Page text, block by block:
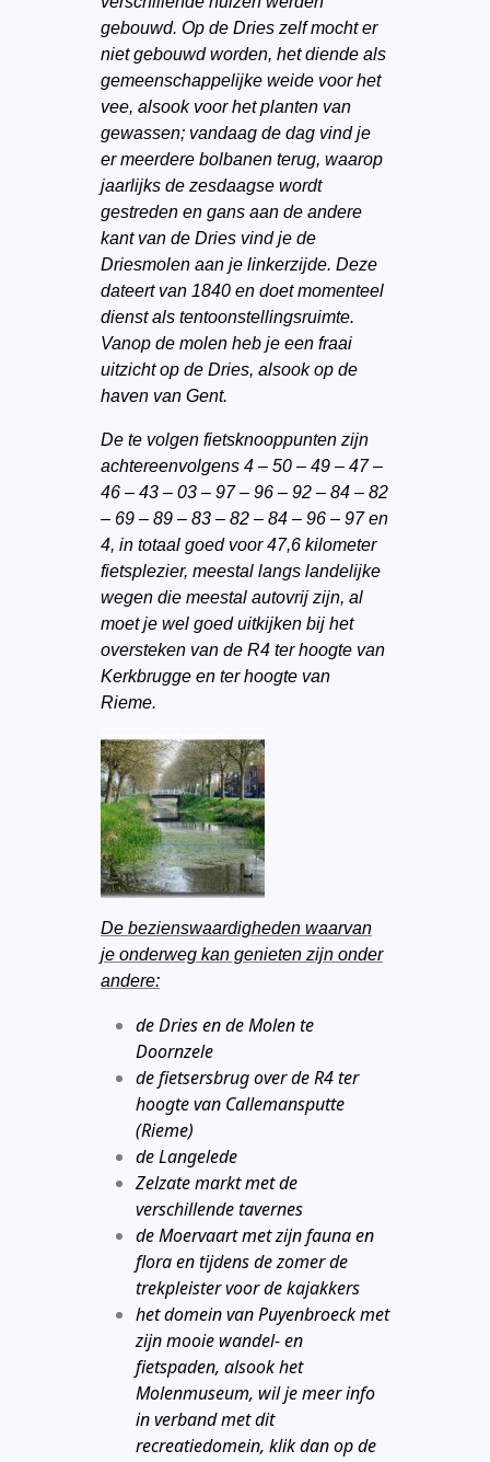
gebouwd. Op de Dries zelf mocht er
niet gebouwd worden, het diende als
gemeenschappelijke weide voor het
vee, alsook voor het planten van
gewassen; vandaag de dag vind je
er meerdere bolbanen terug, waarop
jaarlijks de zesdaagse wordt
gestreden en gans aan de andere
kant van de Dries vind je de
Driesmolen aan je linkerzijde. Deze
dateert van 1840 en doet momenteel
dienst als tentoonstellingsruimte.
Vanop de molen heb je een fraai
uitzicht op de Dries, alsook op de
haven van Gent.
De te volgen fietsknooppunten zijn
achtereenvolgens 4 – 50 – 49 – 47 –
46 – 43 – 03 – 97 – 96 – 92 – 84 – 82
– 69 – 89 – 83 – 82 – 84 – 96 – 97 en
4, in totaal goed voor 47,6 kilometer
fietsplezier, meestal langs landelijke
wegen die meestal autovrij zijn, al
moet je wel goed uitkijken bij het
oversteken van de R4 ter hoogte van
Kerkbrugge en ter hoogte van
Rieme.
De bezienswaardigheden waarvan
je onderweg kan genieten zijn onder
andere:
de Dries en de Molen te
Doornzele
de fietsersbrug over de R4 ter
hoogte van Callemansputte
(Rieme)
de Langelede
Zelzate markt met de
verschillende tavernes
de Moervaart met zijn fauna en
flora en tijdens de zomer de
trekpleister voor de kajakkers
het domein van Puyenbroeck met
zijn mooie wandel- en
fietspaden, alsook het
Molenmuseum, wil je meer info
in verband met dit
recreatiedomein, klik dan op de